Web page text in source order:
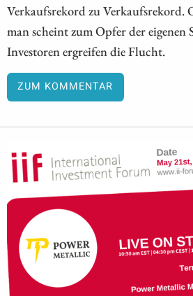
Verkaufsrekord zu Verkaufsrekord.
man scheint zum Opfer der eigenen
Investoren ergreifen die Flucht.
ZUM KOMMENTAR